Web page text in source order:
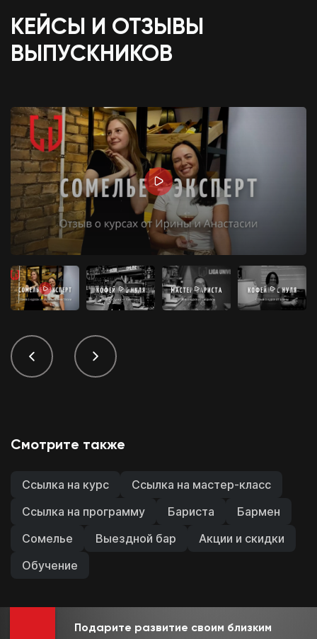
КЕЙСЫ И ОТЗЫВЫ
ВЫПУСКНИКОВ
Смотрите также
Ссылка на курс
Ссылка на мастер-класс
Ссылка на программу
Бариста
Бармен
Сомелье
Выездной бар
Акции и скидки
Обучение
Подарите развитие своим близким